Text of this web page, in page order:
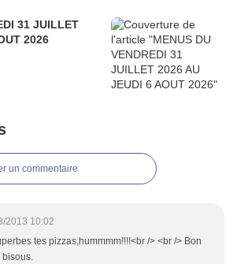
31 JUILLET
2026
un commentaire
2013 10:02
tes pizzas,hummmm!!!!<br /> <br /> Bon
bisous.